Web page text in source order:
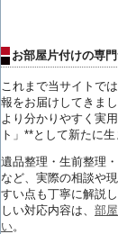
お部屋片付けの専
これまで当サイトで
報をお届けしてきま
より分かりやすく実
ト」**として新たに生
遺品整理・生前整理
など、 実際の相談や
すい点も丁寧に解説し
しい対応内容は、 部
い。